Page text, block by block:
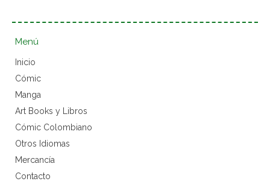
Menú
Inicio
Cómic
Manga
Art Books y Libros
Cómic Colombiano
Otros Idiomas
Mercancía
Contacto